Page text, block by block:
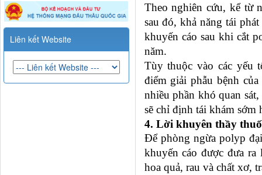
Theo nghiên cứu, kể từ
sau đó, khả năng tái
khuyến cáo sau khi cắt
năm.
Tùy thuộc vào các yếu
điểm giải phẫu bệnh
nhiều phần khó quan
sẽ chỉ định tái khám sớm
4. Lời khuyên thầy
Để phòng ngừa polyp
khuyến cáo được đưa ra
hoa quả, rau và chất xơ,
Liên kết Website